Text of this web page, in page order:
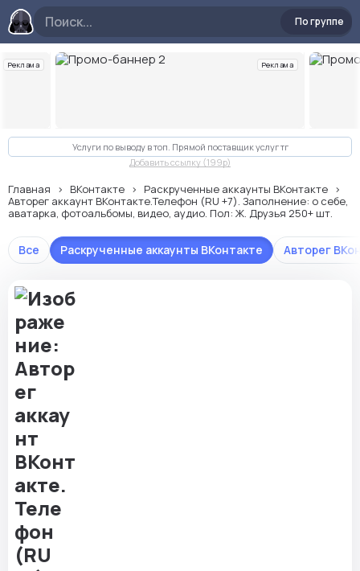
По группе
Реклама Реклама
Слайд 2 из 10
Услуги по выводу в топ. Прямой поставщик услуг тг
Добавить ссылку (199p)
Главная ВКонтакте
Раскрученные аккаунты ВКонтакте
Авторег аккаунт ВКонтакте.Телефон (RU +7). Заполнение: о себе,
аватарка, фотоальбомы, видео, аудио. Пол: Ж. Друзья 250+ шт.
Все Авторег
Раскрученные аккаунты ВКонтакте